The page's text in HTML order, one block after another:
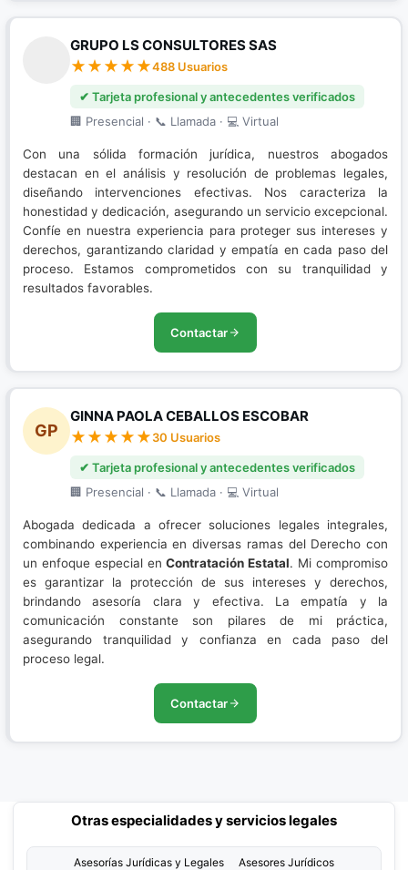
GRUPO LS CONSULTORES SAS
488 Usuarios
✔ Tarjeta profesional y antecedentes verificados
🏢 Presencial · 📞 Llamada · 💻 Virtual
Con una sólida formación jurídica, nuestros abogados
destacan en el análisis y resolución de problemas legales,
diseñando intervenciones efectivas. Nos caracteriza la
honestidad y dedicación, asegurando un servicio excepcional.
Confíe en nuestra experiencia para proteger sus intereses y
derechos, garantizando claridad y empatía en cada paso del
proceso. Estamos comprometidos con su tranquilidad y
resultados favorables.
Contactar
GP
GINNA PAOLA CEBALLOS ESCOBAR
30 Usuarios
✔ Tarjeta profesional y antecedentes verificados
🏢 Presencial · 📞 Llamada · 💻 Virtual
Abogada dedicada a ofrecer soluciones legales integrales,
combinando experiencia en diversas ramas del Derecho con
un enfoque especial enContratación Estatal. Mi compromiso
es garantizar la protección de sus intereses y derechos,
brindando asesoría clara y efectiva. La empatía y la
comunicación constante son pilares de mi práctica,
asegurando tranquilidad y confianza en cada paso del
proceso legal.
Contactar
Otras especialidades y servicios legales
Asesorías Jurídicas y Legales Asesores Jurídicos